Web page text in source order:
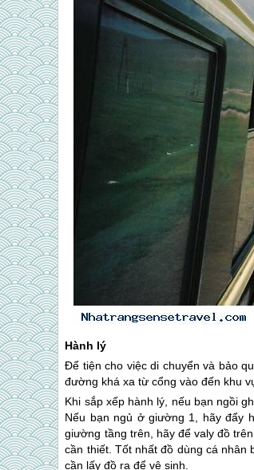
Hành lý
Để tiện cho việc di chuyển và bảo
đường khá xa từ cổng vào đến khu
Khi sắp xếp hành lý, nếu bạn ngồi
Nếu bạn ngủ ở giường 1, hãy đẩy
giường tầng trên, hãy để valy đồ
cần thiết. Tốt nhất đồ dùng cá nhân
cần lấy đồ ra để vệ sinh.